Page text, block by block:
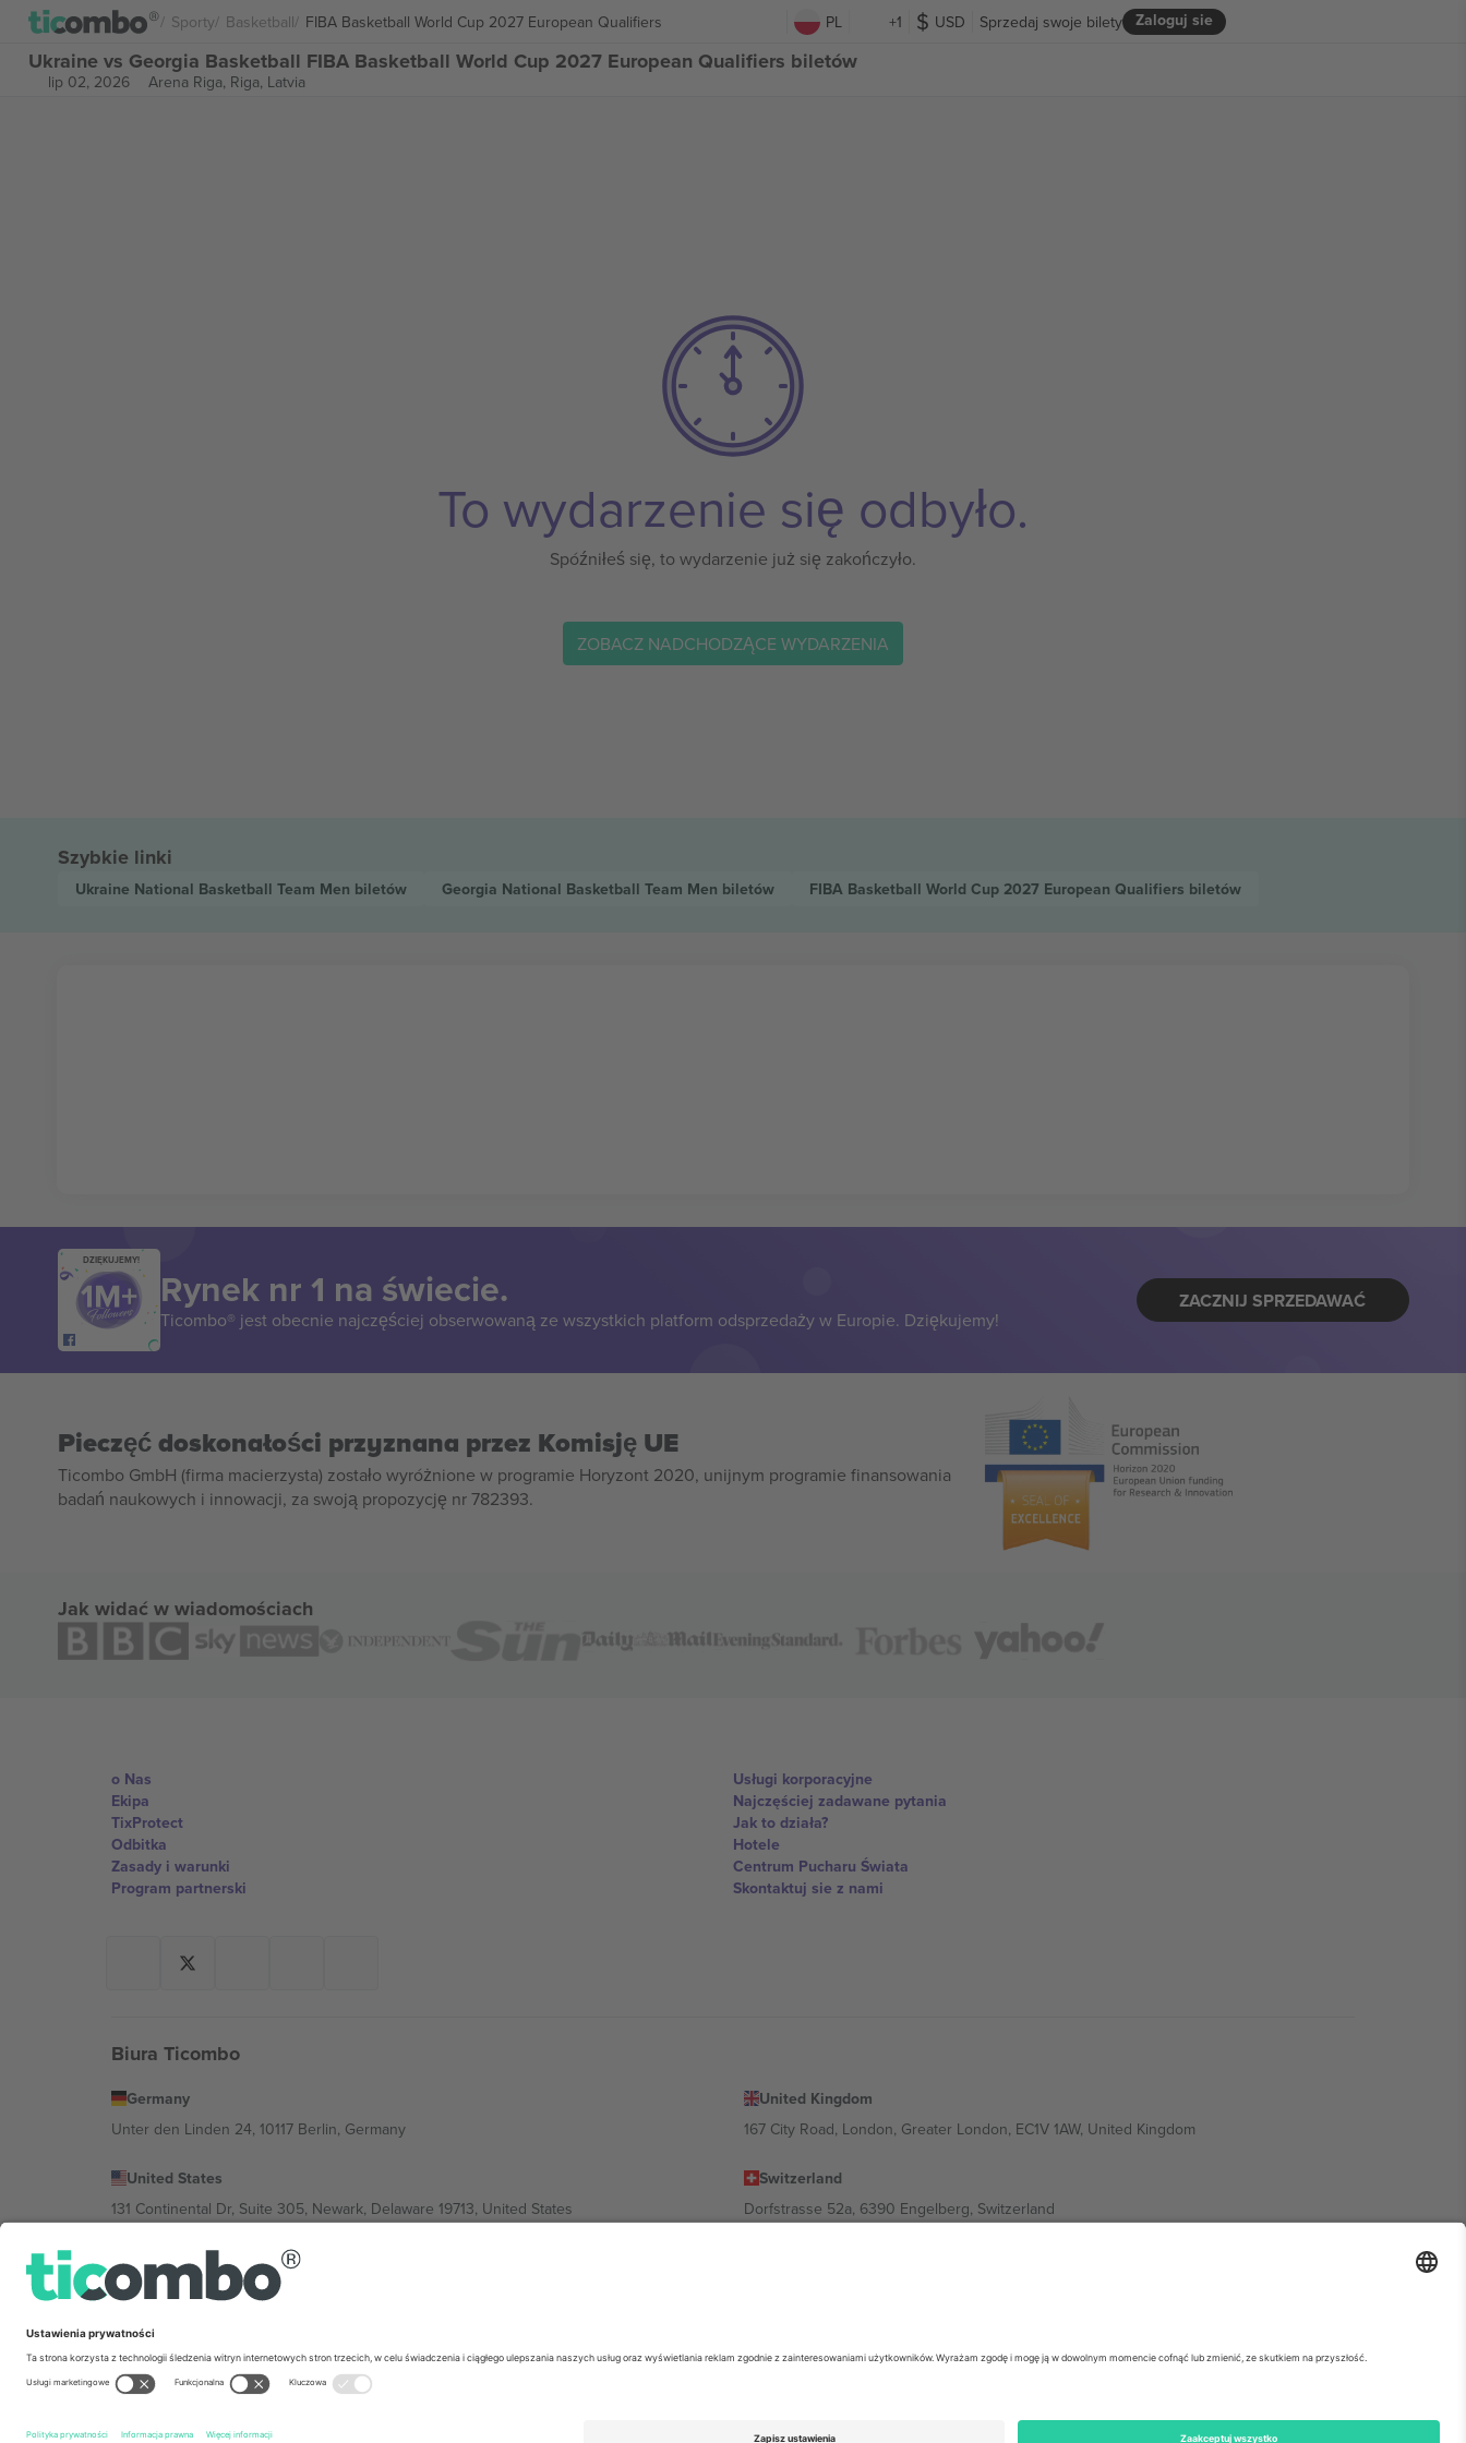
Sporty Basketball FIBA Basketball World Cup 2027 European Qualifiers PL +1 USD Zaloguj sie
Sprzedaj swoje bilety
Ukraine vs Georgia Basketball FIBA Basketball World Cup 2027 European Qualifiers biletów
lip 02, 2026 Arena Riga, Riga, Latvia
To wydarzenie się odbyło.
Spóźniłeś się, to wydarzenie już się zakończyło.
ZOBACZ NADCHODZĄCE WYDARZENIA
Szybkie linki
Ukraine National Basketball Team Men biletów Georgia National Basketball Team Men biletów FIBA Basketball World Cup 2027 European Qualifiers biletów
DZIĘKUJEMY!
Rynek nr 1 na świecie.
Ticombo® jest obecnie najczęściej obserwowaną ze wszystkich platform odsprzedaży w Europie. Dziękujemy!
ZACZNIJ SPRZEDAWAĆ
Pieczęć doskonałości przyznana przez Komisję UE
Ticombo GmbH (firma macierzysta) zostało wyróżnione w programie Horyzont 2020, unijnym programie finansowania
badań naukowych i innowacji, za swoją propozycję nr 782393.
Jak widać w wiadomościach
o Nas
Ekipa
TixProtect
Odbitka
Zasady i warunki
Program partnerski
Usługi korporacyjne
Najczęściej zadawane pytania
Jak to działa?
Hotele
Centrum Pucharu Świata
Skontaktuj sie z nami
Biura Ticombo
Germany
Unter den Linden 24, 10117 Berlin, Germany
United Kingdom
167 City Road, London, Greater London, EC1V 1AW, United Kingdom
United States
131 Continental Dr, Suite 305, Newark, Delaware 19713, United States
Switzerland
Dorfstrasse 52a, 6390 Engelberg, Switzerland
Bulgaria
Regus Sofia City West, bul Totleben 53-55, 1606 Sofia, Bulgaria
Mexico
Av Chapultepec 360, Roma Norte, Cuauhtémoc, 06700 Ciudad de México, CDMX, Mexico
wydarzenia, stopkę i regulamin.,
© 2026 Ticombo. Wszelkie prawa zastrzeżone.